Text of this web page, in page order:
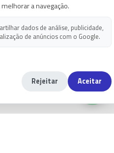
a navegação.
dados de análise, publicidade,
de anúncios com o Google.
Rejeitar Aceitar